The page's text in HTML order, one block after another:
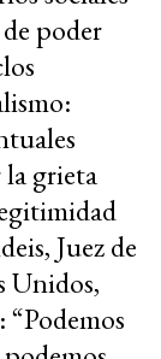
poder
grieta
Juez de
Unidos,